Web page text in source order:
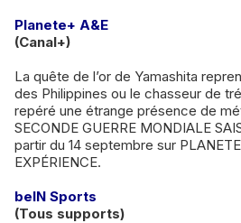
Planete+ A&E
(Canal+)
La quête de l’or de Yamashita
des Philippines ou le chasseur de
repéré une étrange présence de
SECONDE GUERRE MONDIALE
partir du 14 septembre sur
EXPÉRIENCE.
beIN Sports
(Tous supports)